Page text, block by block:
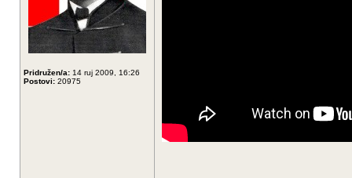
Pridružen/a: 14 ruj 2009, 16:26
Postovi: 20975